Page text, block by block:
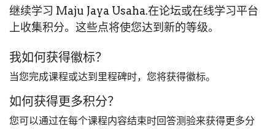
继续学习 Maju Jaya Usaha.在论坛或在线学习平台
上收集积分。这些点将使您达到新的等级。
我如何获得徽标？
当您完成课程或达到里程碑时，您将获得徽标。
如何获得更多积分？
您可以通过在每个课程内容结束时回答测验来获得更多分